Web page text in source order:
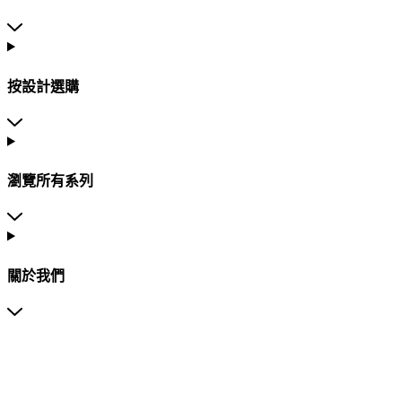
按設計選購
瀏覽所有系列
關於我們